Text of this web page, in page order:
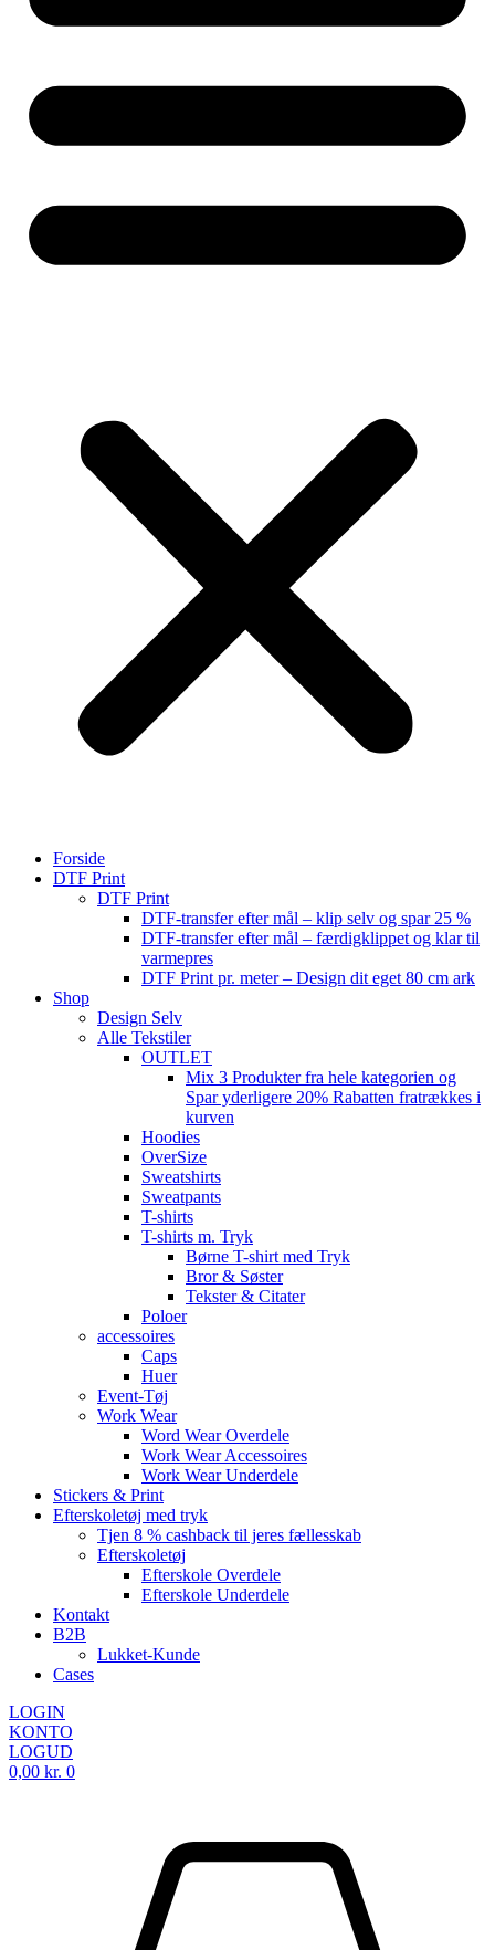
Forside
DTF Print
DTF Print
DTF-transfer efter mål – klip selv og spar 25 %
DTF-transfer efter mål – færdigklippet og klar til
varmepres
DTF Print pr. meter – Design dit eget 80 cm ark
Shop
Design Selv
Alle Tekstiler
OUTLET
Mix 3 Produkter fra hele kategorien og
Spar yderligere 20% Rabatten fratrækkes i
kurven
Hoodies
OverSize
Sweatshirts
Sweatpants
T-shirts
T-shirts m. Tryk
Børne T-shirt med Tryk
Bror & Søster
Tekster & Citater
Poloer
accessoires
Caps
Huer
Event-Tøj
Work Wear
Word Wear Overdele
Work Wear Accessoires
Work Wear Underdele
Stickers & Print
Efterskoletøj med tryk
Tjen 8 % cashback til jeres fællesskab
Efterskoletøj
Efterskole Overdele
Efterskole Underdele
Kontakt
B2B
Lukket-Kunde
Cases
LOGIN
KONTO
LOGUD
0,00 kr. 0